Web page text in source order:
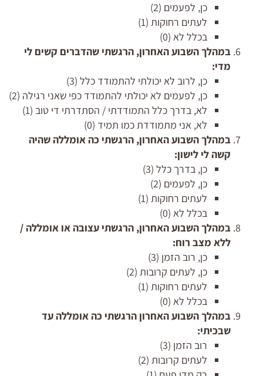
כן, לפעמים (2)
לעתים רחוקות (1)
בכלל לא (0)
במהלך השבוע האחרון, הרגשתי שהדברים קשים לי
מדי:
כן, לרוב לא יכולתי להתמודד כלל (3)
כן, לפעמים לא יכולתי להתמודד כפי שאני רגילה (2)
לא, בדרך כלל התמודדתי / הסתדרתי די טוב (1)
לא, אני מתמודדת כמו תמיד (0)
במהלך השבוע האחרון, הרגשתי כה אומללה שהיה
קשה לי לישון:
כן, בדרך כלל (3)
כן, לפעמים (2)
לעתים רחוקות (1)
בכלל לא (0)
במהלך השבוע האחרון, הרגשתי עצובה או אומללה /
ללא מצב רוח:
כן, רוב הזמן (3)
כן, לעתים קרובות (2)
לעתים רחוקות (1)
בכלל לא (0)
במהלך השבוע האחרון הרגשתי כה אומללה עד
שבכיתי:
רוב הזמן (3)
לעתים קרובות (2)